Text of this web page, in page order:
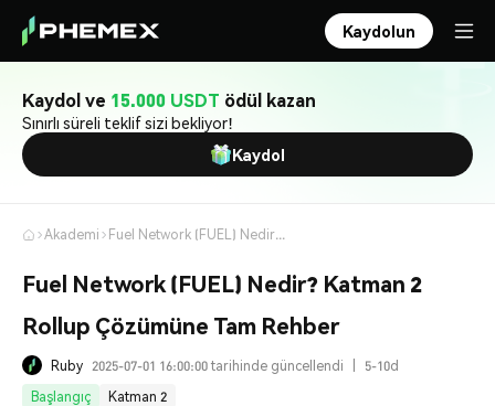
Kaydolun
Kaydol ve 15.000 USDT ödül kazan
Sınırlı süreli teklif sizi bekliyor!
Kaydol
Akademi Fuel Network (FUEL) Nedir? Katman 2 Rollup Çözümüne Tam Rehber
Fuel Network (FUEL) Nedir? Katman 2
Rollup Çözümüne Tam Rehber
Ruby 2025-07-01 16:00:00 tarihinde güncellendi
5-10d
Başlangıç
Katman 2